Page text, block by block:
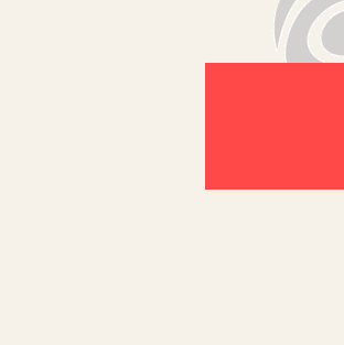
染”“生活中的数
计划、研究方法
去行使。老师是
探究是研究性学